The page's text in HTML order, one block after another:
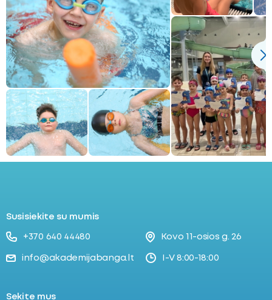
Susisiekite su mumis
+370 640 44480
info@akademijabanga.lt
Kovo 11-osios g. 26
I-V 8:00-18:00
Sekite mus